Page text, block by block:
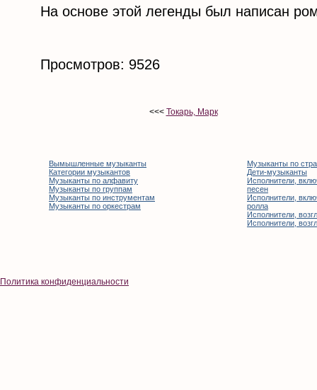
На основе этой легенды был написан
Просмотров: 9526
<<< Токарь, Марк
Вымышленные музыканты
Категории музыкантов
Музыканты по алфавиту
Музыканты по группам
Музыканты по инструментам
Музыканты по оркестрам
Музыканты по
Дети-музыканты
Исполнители,
песен
Исполнители,
ролла
Исполнители,
Исполнители,
Политика конфиденциальности